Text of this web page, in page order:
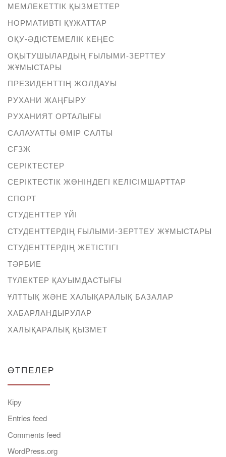
МЕМЛЕКЕТТІК ҚЫЗМЕТТЕР
НОРМАТИВТІ ҚҰЖАТТАР
ОҚУ-ӘДІСТЕМЕЛІК КЕҢЕС
ОҚЫТУШЫЛАРДЫҢ ҒЫЛЫМИ-ЗЕРТТЕУ
ЖҰМЫСТАРЫ
ПРЕЗИДЕНТТІҢ ЖОЛДАУЫ
РУХАНИ ЖАҢҒЫРУ
РУХАНИЯТ ОРТАЛЫҒЫ
САЛАУАТТЫ ӨМІР САЛТЫ
СҒЗЖ
СЕРІКТЕСТЕР
СЕРІКТЕСТІК ЖӨНІНДЕГІ КЕЛІСІМШАРТТАР
СПОРТ
СТУДЕНТТЕР ҮЙІ
СТУДЕНТТЕРДІҢ ҒЫЛЫМИ-ЗЕРТТЕУ ЖҰМЫСТАРЫ
СТУДЕНТТЕРДІҢ ЖЕТІСТІГІ
ТӘРБИЕ
ТҮЛЕКТЕР ҚАУЫМДАСТЫҒЫ
ҰЛТТЫҚ ЖӘНЕ ХАЛЫҚАРАЛЫҚ БАЗАЛАР
ХАБАРЛАНДЫРУЛАР
ХАЛЫҚАРАЛЫҚ ҚЫЗМЕТ
ӨТПЕЛЕР
Кіру
Entries feed
Comments feed
WordPress.org